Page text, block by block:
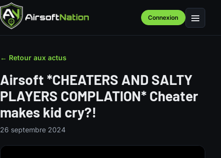
Connexion Menu
← Retour aux actus
Airsoft *CHEATERS AND SALTY
PLAYERS COMPLATION* Cheater
makes kid cry?!
26 septembre 2024